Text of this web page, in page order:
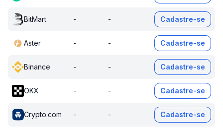
BitMart - - Cadastre-se
Aster - - Cadastre-se
Binance - - Cadastre-se
OKX - - Cadastre-se
Crypto.com - - Cadastre-se